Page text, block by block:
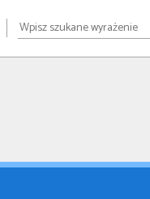
Wpisz
szukane
wyrażenie